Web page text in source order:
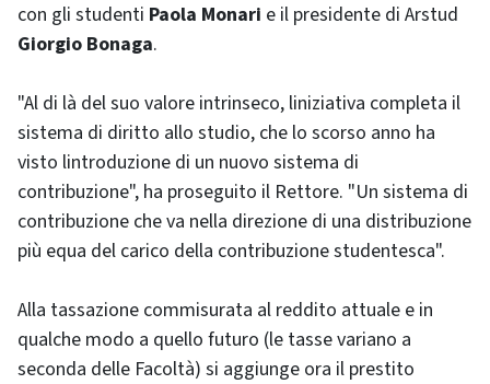
con gli studenti Paola Monari e il presidente di Arstud
Giorgio Bonaga.
"Al di là del suo valore intrinseco, liniziativa completa il
sistema di diritto allo studio, che lo scorso anno ha
visto lintroduzione di un nuovo sistema di
contribuzione", ha proseguito il Rettore. "Un sistema di
contribuzione che va nella direzione di una distribuzione
più equa del carico della contribuzione studentesca".
Alla tassazione commisurata al reddito attuale e in
qualche modo a quello futuro (le tasse variano a
seconda delle Facoltà) si aggiunge ora il prestito